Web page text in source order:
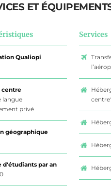
ET
Qualiopi
centre
langue
privé
géographique
d'étudiants par an
Services